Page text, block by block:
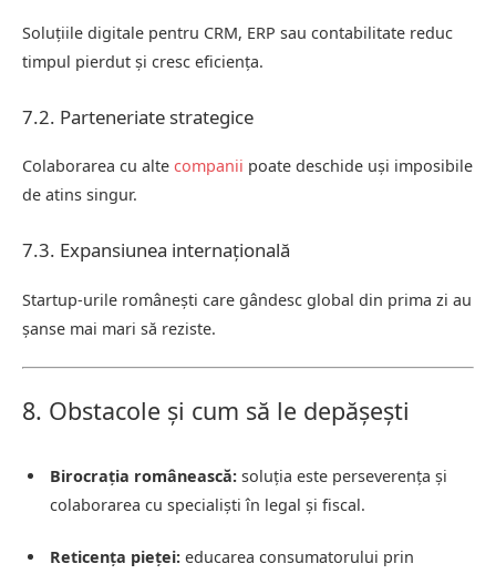
Soluțiile digitale pentru CRM, ERP sau contabilitate reduc
timpul pierdut și cresc eficiența.
7.2. Parteneriate strategice
Colaborarea cu alte companii poate deschide uși imposibile
de atins singur.
7.3. Expansiunea internațională
Startup-urile românești care gândesc global din prima zi au
șanse mai mari să reziste.
8. Obstacole și cum să le depășești
Birocrația românească: soluția este perseverența și
colaborarea cu specialiști în legal și fiscal.
Reticența pieței: educarea consumatorului prin